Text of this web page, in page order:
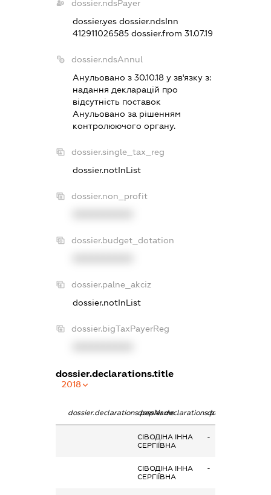
dossier.ndsPayer
dossier.yesdossier.ndsInn
412911026585dossier.from 31.07.19
dossier.ndsAnnul
Анульовано з 30.10.18 у зв'язку з:
надання декларацiй про
вiдсутнiсть поставок
Анульовано за рiшенням
контролюючого органу.
dossier.single_tax_reg
dossier.notInList
dossier.non_profit
dossier.budget_dotation
dossier.palne_akciz
dossier.notInList
dossier.bigTaxPayerReg
dossier.declarations.title
2018
dossier.declarations.pepNamedossier.declarations.personName
СІВОДІНА ІННА
СЕРГІЇВНА
-
СІВОДІНА ІННА
СЕРГІЇВНА
-